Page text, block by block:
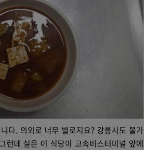
다. 의외로 너무 별로지요? 강릉시도 물가
런데 실은 이 식당이 고속버스터미널 앞에